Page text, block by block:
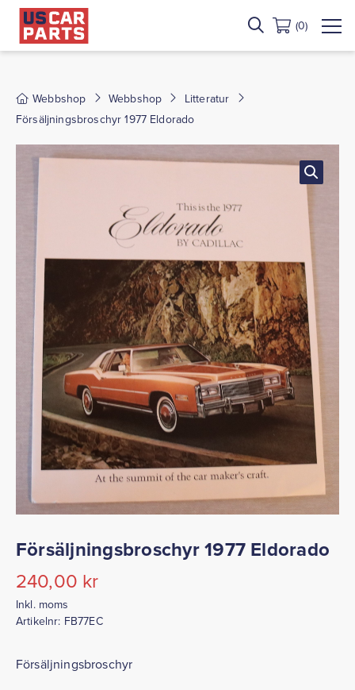
(0)
Webbshop Webbshop
Litteratur
Försäljningsbroschyr 1977 Eldorado
Försäljningsbroschyr 1977 Eldorado
240,00 kr
Inkl. moms
Artikelnr: FB77EC
Försäljningsbroschyr